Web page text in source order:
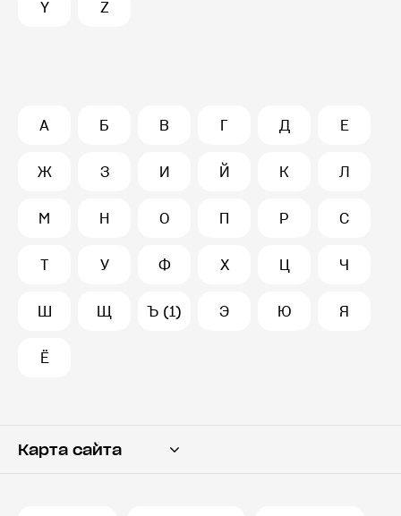
Y Z
А Б В Г Д Е
Ж З И Й К Л
М Н О П Р С
Т У Ф Х Ц Ч
Ш Щ Ъ (1) Э Ю Я
Ё
Карта сайта